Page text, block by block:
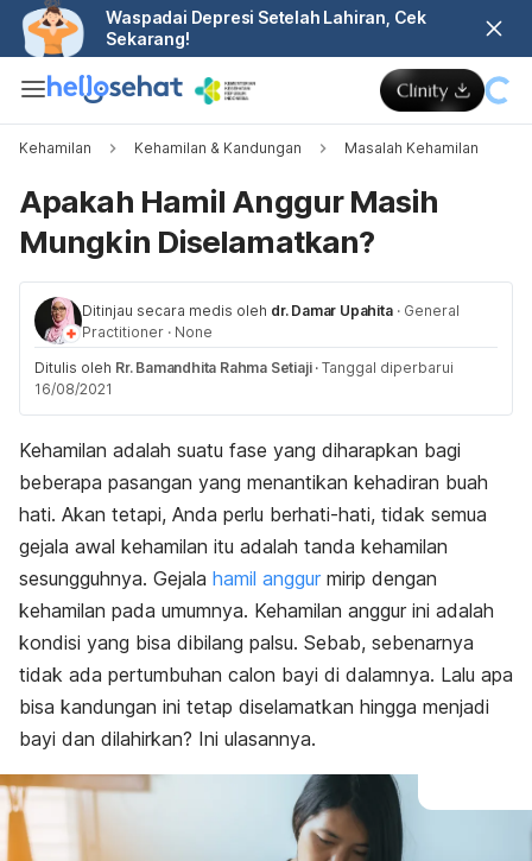
Waspadai Depresi Setelah Lahiran, Cek
Sekarang!
Kehamilan Kehamilan & Kandungan Masalah Kehamilan
Apakah Hamil Anggur Masih
Mungkin Diselamatkan?
Ditinjau secara medis oleh dr. Damar Upahita · General
Practitioner · None
Ditulis oleh Rr. Bamandhita Rahma Setiaji · Tanggal diperbarui
16/08/2021
Kehamilan adalah suatu fase yang diharapkan bagi
beberapa pasangan yang menantikan kehadiran buah
hati. Akan tetapi, Anda perlu berhati-hati, tidak semua
gejala awal kehamilan itu adalah tanda kehamilan
sesungguhnya. Gejala hamil anggur mirip dengan
kehamilan pada umumnya. Kehamilan anggur ini adalah
kondisi yang bisa dibilang palsu. Sebab, sebenarnya
tidak ada pertumbuhan calon bayi di dalamnya. Lalu apa
bisa kandungan ini tetap diselamatkan hingga menjadi
bayi dan dilahirkan? Ini ulasannya.